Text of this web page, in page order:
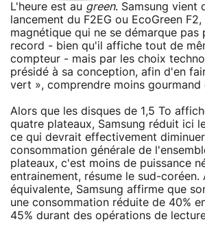
L'heure est au green. Samsung vient
lancement du F2EG ou EcoGreen F2,
magnétique qui ne se démarque pas
record - bien qu'il affiche tout de
compteur - mais par les choix
présidé à sa conception, afin d'en
vert », comprendre moins gourmand
Alors que les disques de 1,5 To
quatre plateaux, Samsung réduit ici
ce qui devrait effectivement
consommation générale de
plateaux, c'est moins de puissance
entrainement, résume le sud-coréen.
équivalente, Samsung affirme que
une consommation réduite de 40%
45% durant des opérations de